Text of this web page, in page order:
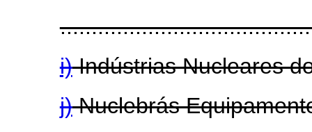
i)Indústrias Nucleares
j)Nuclebrás